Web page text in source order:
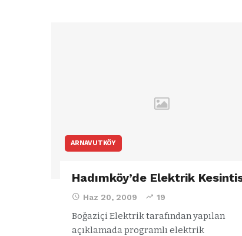
ARNAVUTKÖY
Hadımköy’de Elektrik
Haz 20, 2009 19
Boğaziçi Elektrik tarafından yapılan
açıklamada programlı elektrik